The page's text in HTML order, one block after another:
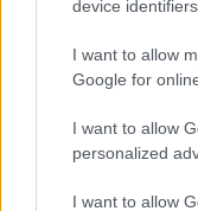
device
I want to allow
Google for
I want to allow
personalized
I want to allow